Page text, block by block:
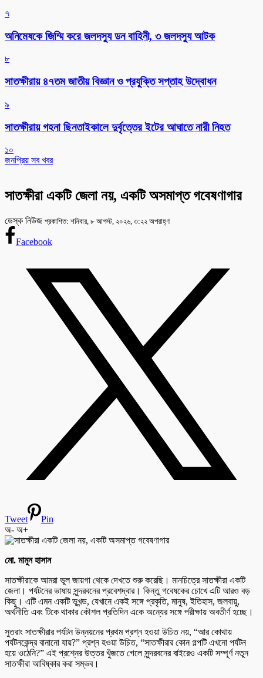
৭
অনিমেষকে জিম্মি করে জলদস্যু ডন বাহিনী, ৩ জলদস্যু আটক
৮
সাতক্ষীরায় ৪৭তম জাতীয় বিজ্ঞান ও প্রযুক্তি সপ্তাহ উদ্বোধন
৯
সাতক্ষীরায় গহনা ছিনতাইকালে দুর্বৃত্তের ইটের আঘাতে নারী নিহত
১০
জনপ্রিয় সব খবর
সাতক্ষীরা একটি জেলা নয়, একটি অসমাপ্ত গবেষণাগার
ডেস্ক নিউজ প্রকাশিত: শনিবার, ৮ আগস্ট, ২০২৬, ৩:২২ অপরাহ্ণ
Facebook
Tweet
Pin
অ- অ+
মো. মামুন হাসান
সাতক্ষীরাকে আমরা ভুল জায়গা থেকে দেখতে শুরু করেছি। মানচিত্রে সাতক্ষীরা একটি
জেলা। পর্যটনের ভাষায় সুন্দরবনের প্রবেশদ্বার। কিন্তু গবেষকের চোখে এটি আরও বড়
কিছু। এটি এমন একটি ভূখন্ড, যেখানে একই সঙ্গে প্রকৃতি, মানুষ, ইতিহাস, জলবায়ু,
অর্থনীতি এবং টিকে থাকার কৌশল প্রতিদিন একে অন্যের সঙ্গে পরীক্ষায় অবতীর্ণ হচ্ছে।
সুতরাং সাতক্ষীরার পর্যটন উন্নয়নের প্রথম প্রশ্ন হওয়া উচিত নয়, “আর কোথায়
পর্যটনকেন্দ্র বানানো যায়?” প্রশ্ন হওয়া উচিত, “সাতক্ষীরার কোন গল্পটি এখনো পর্যটন
হয়ে ওঠেনি?” এই প্রশ্নের উত্তর খুঁজতে গেলে সুন্দরবনের বাইরেও একটি সম্পূর্ণ নতুন
সাতক্ষীরা আবিষ্কার করা সম্ভব।